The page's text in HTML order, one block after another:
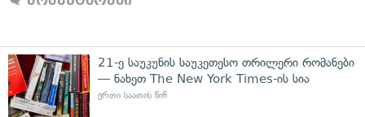
21-ე საუკუნის საუკეთესო თრილერი რომანები
— ნახეთ The New York Times-ის სია
ერთი საათის წინ